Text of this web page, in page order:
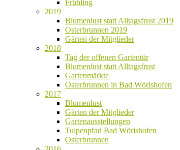
Frühling
2019
Blumenlust statt Alltagsfrust 2019
Osterbrunnen 2019
Gärten der Mitglieder
2018
Tag der offenen Gartentür
Blumenlust statt Alltagsfrust
Gartenmärkte
Osterbrunnen in Bad Wörishofen
2017
Blumenlust
Gärten der Mitglieder
Gartenausstellungen
Tulpenpfad Bad Wörishofen
Osterbrunnen